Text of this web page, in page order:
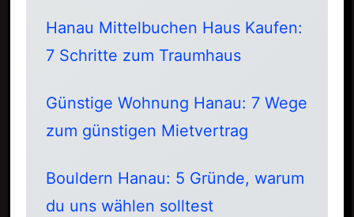
Hanau Mittelbuchen Haus Kaufen:
7 Schritte zum Traumhaus
Günstige Wohnung Hanau: 7 Wege
zum günstigen Mietvertrag
Bouldern Hanau: 5 Gründe, warum
du uns wählen solltest